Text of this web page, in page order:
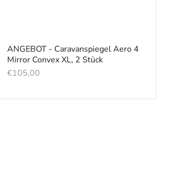
ANGEBOT - Caravanspiegel Aero 4
Mirror Convex XL, 2 Stück
€105,00